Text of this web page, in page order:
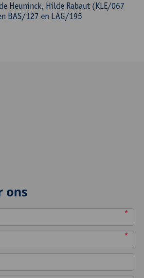
Heuninck, Hilde Rabaut (KLE/067
BAS/127 en LAG/195
ons
*
*